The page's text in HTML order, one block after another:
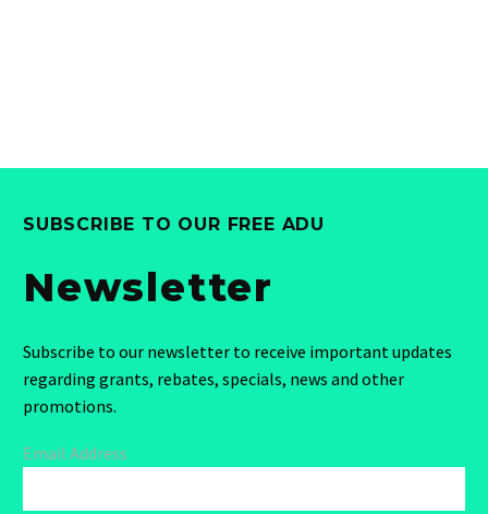
SUBSCRIBE TO OUR FREE ADU
Newsletter
Subscribe to our newsletter to receive important updates
regarding grants, rebates, specials, news and other
promotions.
Email Address